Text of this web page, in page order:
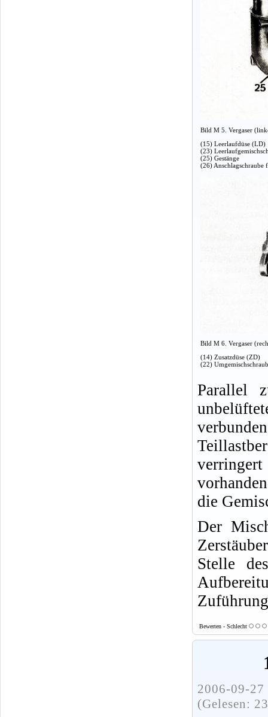
Bild M 5. Vergaser
(15) Leerlaufdüse (LD)
(23)
(25) Gestänge
(26) Anschlagschraube
Bild M 6. Vergaser
(14) Zusatzdüse (ZD)
(22)
Parallel
die
Der
Stelle
Bewerten - Schlecht
2006-09-
(Gelesen: